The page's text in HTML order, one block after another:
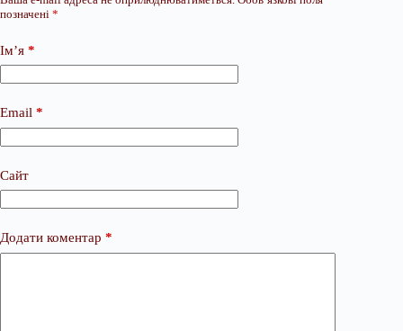
позначені *
Ім’я *
Email *
Сайт
Додати коментар *